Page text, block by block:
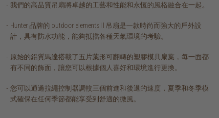
我們的高品質吊扇將卓越的工藝和性能和永恆的風格融合在一起。
Hunter 品牌的 outdoor elements II 吊扇是一款時尚而強大的戶外設
計，具有防水功能，能夠抵擋各種天氣環境的考驗。
原始的鋁質馬達搭載了五片葉形可翻轉的塑膠模具扇葉，每一面都
有不同的飾面，讓您可以根據個人喜好和環境進行更換。
您可以通過拉繩控制器調較三個前進和後退的速度，夏季和冬季模
式確保在任何季節都能享受到舒適的微風。